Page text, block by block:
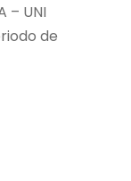
– UNI
de